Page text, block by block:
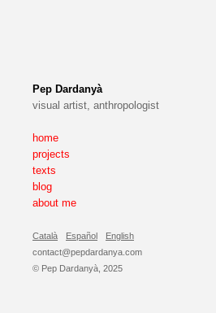
Pep Dardanyà
visual artist, anthropologist
home
projects
texts
blog
about me
Català Español
English
contact@pepdardanya.com
© Pep Dardanyà, 2025